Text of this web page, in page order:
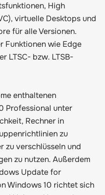
High
virtuelle Desktops und
für alle Versionen.
Funktionen wie Edge
LTSC- bzw. LTSB-
enthaltenen
Professional unter
Rechner in
zu
zu verschlüsseln und
zu nutzen. Außerdem
Update for
Windows 10 richtet sich